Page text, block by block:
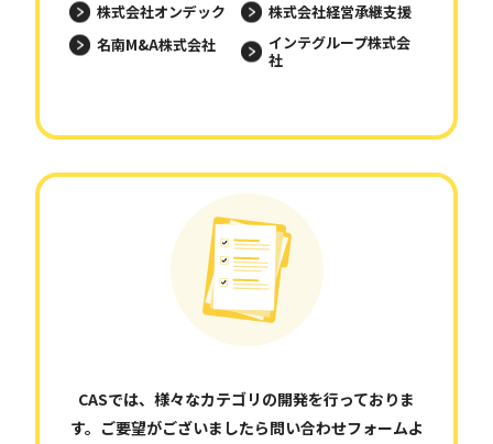
株式会社オンデック
株式会社経営承継支援
名南M&A株式会社
インテグループ株式会
社
CASでは、様々なカテゴリの開発を行っておりま
す。ご要望がございましたら問い合わせフォームよ